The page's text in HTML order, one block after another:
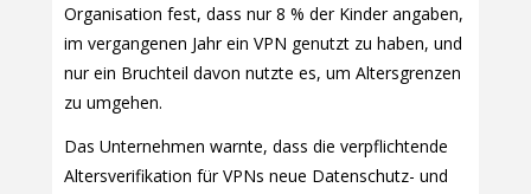
Organisation fest, dass nur 8 % der Kinder angaben,
im vergangenen Jahr ein VPN genutzt zu haben, und
nur ein Bruchteil davon nutzte es, um Altersgrenzen
zu umgehen.
Das Unternehmen warnte, dass die verpflichtende
Altersverifikation für VPNs neue Datenschutz- und